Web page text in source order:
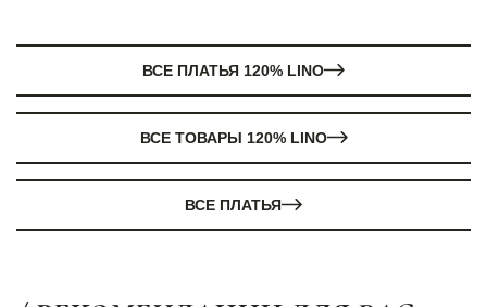
ВСЕ ПЛАТЬЯ 120% LINO
ВСЕ ТОВАРЫ 120% LINO
ВСЕ ПЛАТЬЯ